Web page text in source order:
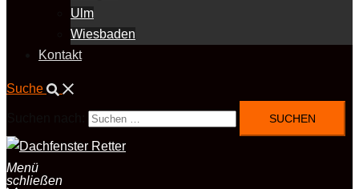
Ulm
Wiesbaden
Kontakt
Suche
Menü
schließen